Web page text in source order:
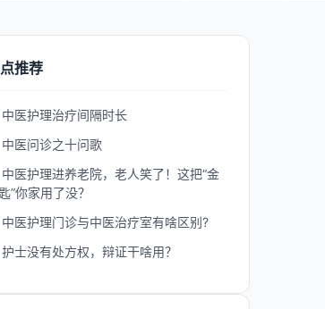
推荐
中医护理治疗间隔时长
中医问诊之十问歌
中医护理进养老院，老人笑了！这把“金
”你家用了没？
中医护理门诊与中医治疗室有啥区别?
护士没有处方权，辩证干啥用？